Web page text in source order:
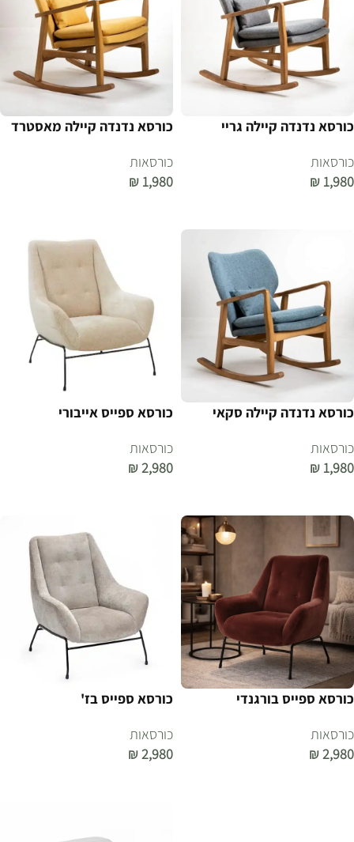
כורסא נדנדה קיילה גריי
כורסאות
₪ 1,980
כורסא נדנדה קיילה מאסטרד
כורסאות
₪ 1,980
כורסא נדנדה קיילה סקאי
כורסאות
₪ 1,980
כורסא ספייס אייבורי
כורסאות
₪2,980
כורסא ספייס בורגנדי
כורסאות
₪2,980
כורסא ספייס בז'
כורסאות
₪2,980